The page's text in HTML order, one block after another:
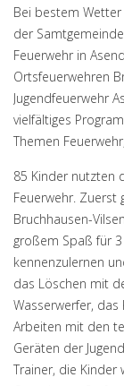
Bei bestem
der
Feuerwehr in
Ortsfeuerwehren
Jugendfeuerwehr
vielfältiges
Themen
85 Kinder nutzten
Feuerwehr. Zuerst
Bruchhausen-
großem Spaß für
kennenzulernen
das Löschen mit
Wasserwerfer, das
Arbeiten mit den
Geräten der
Trainer, die Kinder